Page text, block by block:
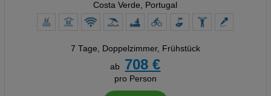
Costa Verde, Portugal
7 Tage, Doppelzimmer, Frühstück
ab
708 €
pro Person